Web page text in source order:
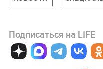
Подписаться на LIFE